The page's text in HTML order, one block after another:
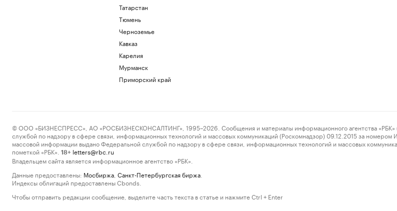
Татарстан
Тюмень
Черноземье
Кавказ
Карелия
Мурманск
Приморский край
© ООО «БИЗНЕСПРЕСС», АО «РОСБИЗНЕСКОНСАЛТИНГ», 1995–2026. Сообщения и материалы информационного агентства «РБК»
службой по надзору в сфере связи, информационных технологий и массовых коммуникаций (Роскомнадзор) 09.12.2015 за
массовой информации выдано Федеральной службой по надзору в сфере связи, информационных технологий и массовых
пометкой «РБК».
18+ letters@rbc.ru
Владельцем сайта является информационное агентство «РБК».
Данные предоставлены: Мосбиржа Санкт-Петербургская биржа
Индексы облигаций предоставлены Cbonds.
Чтобы отправить редакции сообщение, выделите часть текста в статье и нажмите Ctrl + Enter